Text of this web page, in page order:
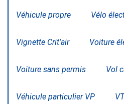
Véhicule propre Vélo
Vignette Crit'air Voiture
Voiture sans permis Vol
Véhicule particulier VP